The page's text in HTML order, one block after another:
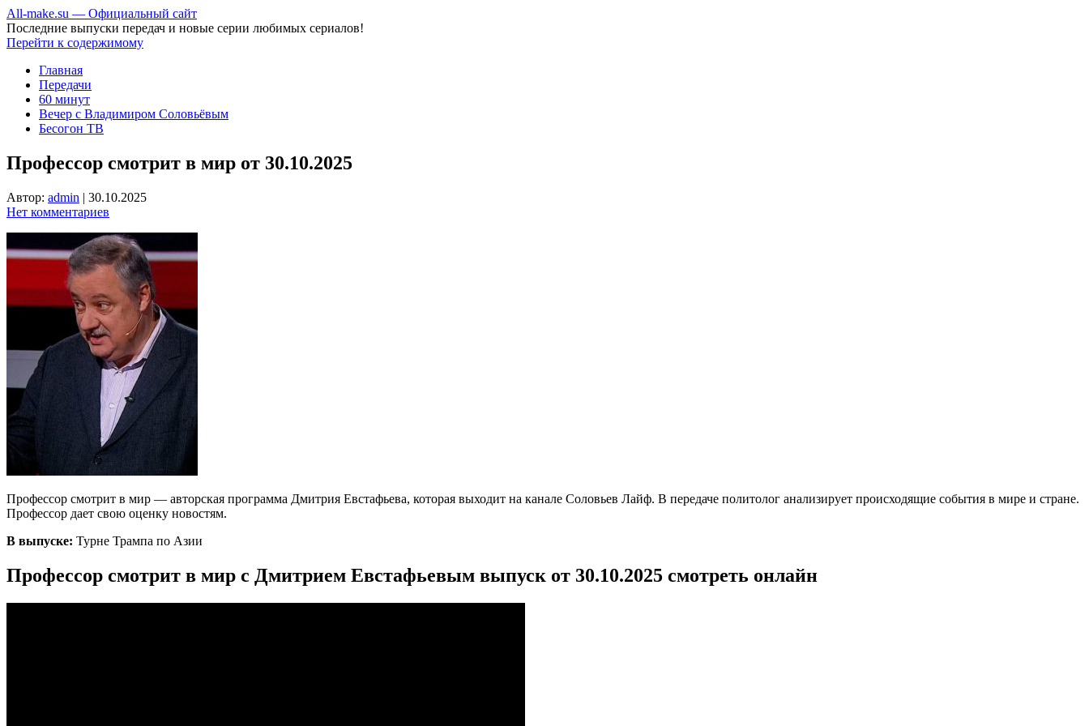
All-make.su — Официальный сайт
Последние выпуски передач и новые серии любимых сериалов!
Перейти к содержимому
Главная
Передачи
60 минут
Вечер с Владимиром Соловьёвым
Бесогон ТВ
Профессор смотрит в мир от 30.10.2025
Автор: admin | 30.10.2025
Нет комментариев
Профессор смотрит в мир — авторская программа Дмитрия Евстафьева, которая выходит на канале Соловьев Лайф. В передаче политолог анализирует происходящие события в мире и стране.
Профессор дает свою оценку новостям.
В выпуске: Турне Трампа по Азии
Профессор смотрит в мир с Дмитрием Евстафьевым выпуск от 30.10.2025 смотреть онлайн